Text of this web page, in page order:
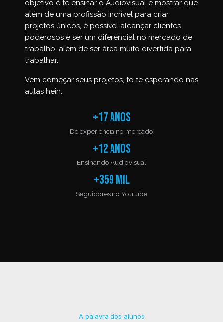
objetivo é te ensinar o Audiovisual e mostrar que
além de uma profissão incrível para criar
projetos únicos, é possível alcançar clientes
poderosos e ser um diferencial no mercado de
trabalho, além de ser área muito divertida para
trabalhar.
Vem começar seus projetos, to te esperando nas
aulas hein.
+17 anos
De experiência no mercado
+12 anos
Ensinando Audiovisual
+359 mil
Seguidores no Youtube
A palavra dos alunos